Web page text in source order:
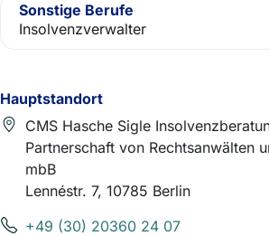
Hauptstandort
CMS Hasche Sigle
Partnerschaft von Rechtsanwälten
mbB
Lennéstr. 7, 10785 Berlin
+49 (30) 20360 24 07
Sonstige Berufe
Insolvenzverwalter